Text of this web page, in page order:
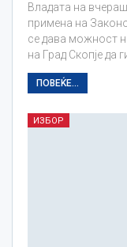
Владата на
примена на
се дава можност
на Град Скопје да
ПОВЕЌЕ...
ИЗБОР